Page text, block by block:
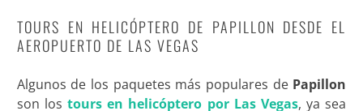
TOURS EN HELICÓPTERO DE PAPILLON DESDE EL
AEROPUERTO DE LAS VEGAS
Algunos de los paquetes más populares de Papillon
son lostours en helicóptero por Las Vegas, ya sea